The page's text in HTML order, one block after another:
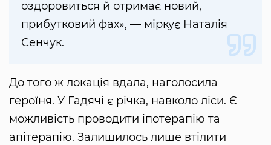
оздоровиться й отримає новий,
прибутковий фах», — міркує Наталія
Сенчук.
До того ж локація вдала, наголосила
героїня. У Гадячі є річка, навколо ліси. Є
можливість проводити іпотерапію та
апітерапію. Залишилось лише втілити